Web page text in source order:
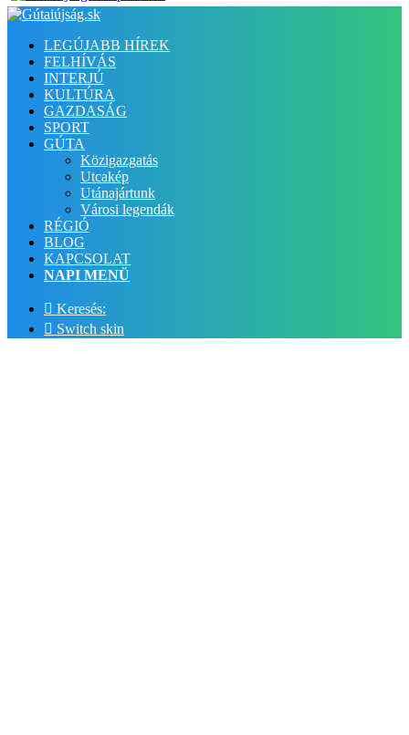
LEGÚJABB HÍREK
FELHÍVÁS
INTERJÚ
KULTÚRA
GAZDASÁG
SPORT
GÚTA
Közigazgatás
Utcakép
Utánajártunk
Városi legendák
RÉGIÓ
BLOG
KAPCSOLAT
NAPI MENÜ
Keresés:
Switch skin